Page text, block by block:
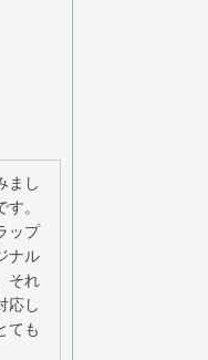
まし
。
ップ
ナル
それ
応し
ても